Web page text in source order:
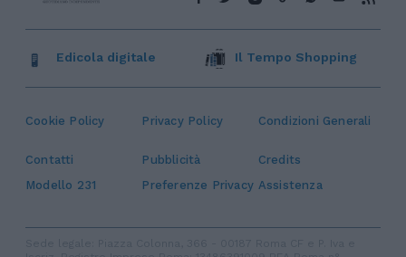
Cookie Policy Privacy Policy Condizioni Generali
Contatti Pubblicità
Credits
Modello 231
Preferenze Privacy Assistenza
Edicola digitale Il Tempo Shopping